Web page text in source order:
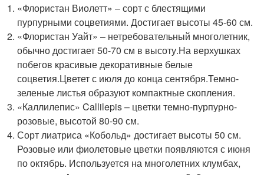
«Флористан Виолетт» – сорт с блестящими
пурпурными соцветиями. Достигает высоты 45-60 см.
«Флористан Уайт» – нетребовательный многолетник,
обычно достигает 50-70 см в высоту.На верхушках
побегов красивые декоративные белые
соцветия.Цветет с июля до конца сентября.Темно-
зеленые листья образуют компактные скопления.
«Каллилепис» Callilepis – цветки темно-пурпурно-
розовые, высотой 80-90 см.
Сорт лиатриса «Кобольд» достигает высоты 50 см.
Розовые или фиолетовые цветки появляются с июня
по октябрь. Используется на многолетних клумбах,